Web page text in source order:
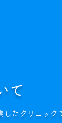
て
したクリニック